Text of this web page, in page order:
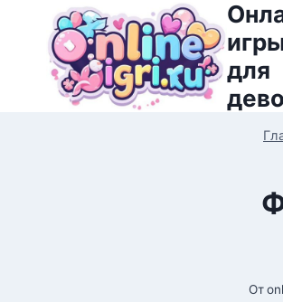
Перейти
содержимому
для
От